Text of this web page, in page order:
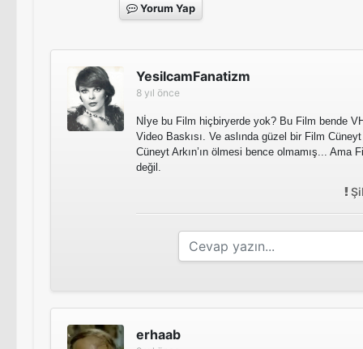
Yorum Yap
YesilcamFanatizm
8 yıl önce
Nİye bu Film hiçbiryerde yok? Bu Film bende
Video Baskısı. Ve aslında güzel bir Film Cüneyt
Cüneyt Arkın’ın ölmesi bence olmamış... Ama
değil.
erhaab